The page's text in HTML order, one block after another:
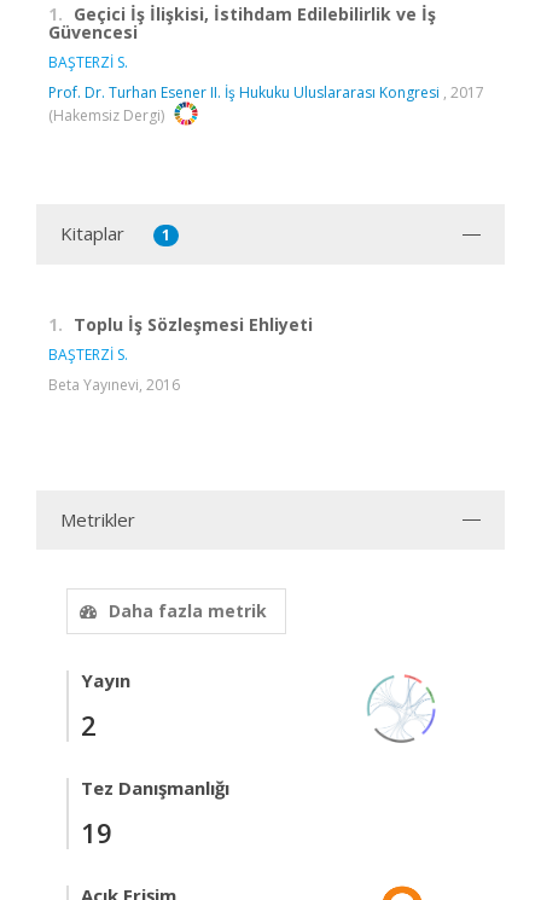
1. Geçici İş İlişkisi, İstihdam Edilebilirlik ve İş
Güvencesi
BAŞTERZİ S.
Prof. Dr. Turhan Esener II. İş Hukuku Uluslararası Kongresi , 2017
(Hakemsiz Dergi)
Kitaplar 1
1. Toplu İş Sözleşmesi Ehliyeti
BAŞTERZİ S.
Beta Yayınevi, 2016
Metrikler
Daha fazla metrik
Yayın
2
Tez Danışmanlığı
19
Açık Erişim